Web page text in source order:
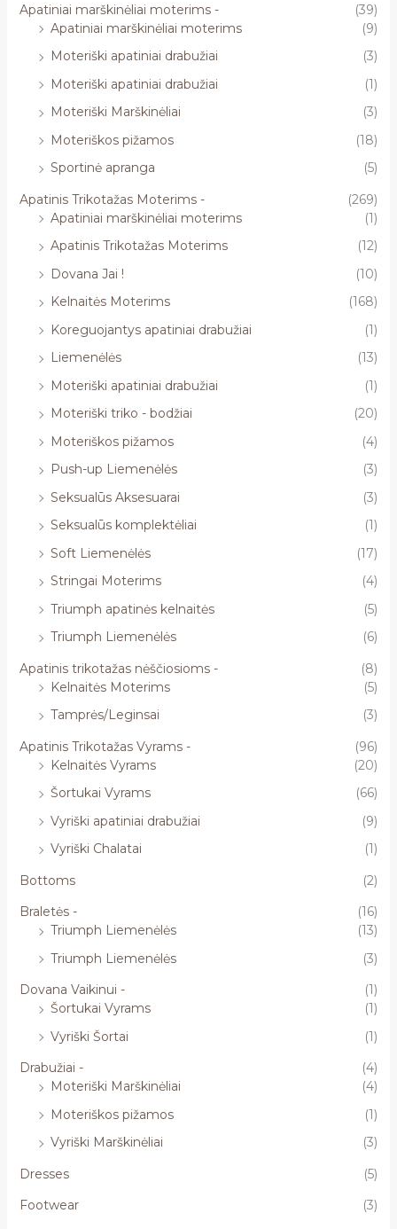
Apatiniai marškinėliai moterims -
(39)
Apatiniai marškinėliai moterims
(9)
Moteriški apatiniai drabužiai
(3)
Moteriški apatiniai drabužiai
(1)
Moteriški Marškinėliai
(3)
Moteriškos pižamos
(18)
Sportinė apranga
(5)
Apatinis Trikotažas Moterims -
(269)
Apatiniai marškinėliai moterims
(1)
Apatinis Trikotažas Moterims
(12)
Dovana Jai !
(10)
Kelnaitės Moterims
(168)
Koreguojantys apatiniai drabužiai
(1)
Liemenėlės
(13)
Moteriški apatiniai drabužiai
(1)
Moteriški triko - bodžiai
(20)
Moteriškos pižamos
(4)
Push-up Liemenėlės
(3)
Seksualūs Aksesuarai
(3)
Seksualūs komplektėliai
(1)
Soft Liemenėlės
(17)
Stringai Moterims
(4)
Triumph apatinės kelnaitės
(5)
Triumph Liemenėlės
(6)
Apatinis trikotažas nėščiosioms -
(8)
Kelnaitės Moterims
(5)
Tamprės/Leginsai
(3)
Apatinis Trikotažas Vyrams -
(96)
Kelnaitės Vyrams
(20)
Šortukai Vyrams
(66)
Vyriški apatiniai drabužiai
(9)
Vyriški Chalatai
(1)
Bottoms
(2)
Braletės -
(16)
Triumph Liemenėlės
(13)
Triumph Liemenėlės
(3)
Dovana Vaikinui -
(1)
Šortukai Vyrams
(1)
Vyriški Šortai
(1)
Drabužiai -
(4)
Moteriški Marškinėliai
(4)
Moteriškos pižamos
(1)
Vyriški Marškinėliai
(3)
Dresses
(5)
Footwear
(3)